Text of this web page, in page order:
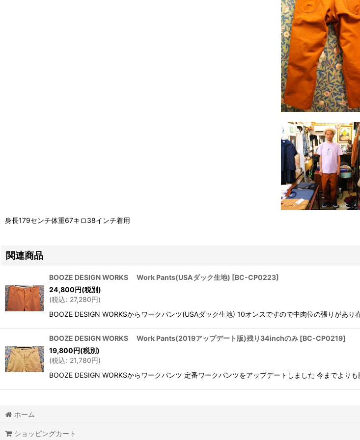
身長179センチ体重67キロ38インチ着用
関連商品
BOOZE DESIGN WORKS Work Pants(USAダック生地) [BC-CP0223]
24,800円(税別)
(税込: 27,280円)
BOOZE DESIGN WORKSからワークパンツ(USAダック生地) 10オンスですので中肉位の張りがあ
BOOZE DESIGN WORKS Work Pants(2019アップデート版)残り34inchのみ [BC-CP0219]
19,800円(税別)
(税込: 21,780円)
BOOZE DESIGN WORKSからワークパンツ 定番ワークパンツをアップデートしました 今までよ
ホーム
ショッピングカート